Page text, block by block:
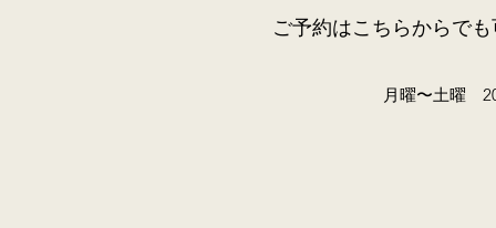
ご予約はこちらからで
月曜〜土曜